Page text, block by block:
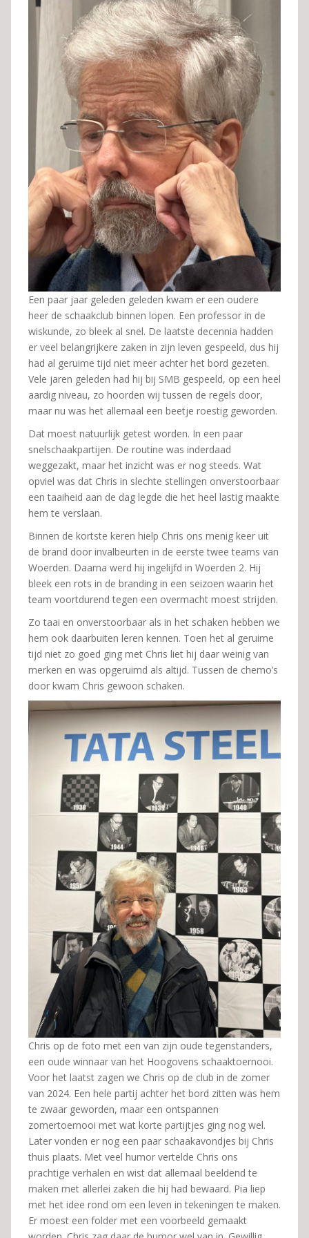
Een paar jaar geleden geleden kwam er een oudere
heer de schaakclub binnen lopen. Een professor in de
wiskunde, zo bleek al snel. De laatste decennia hadden
er veel belangrijkere zaken in zijn leven gespeeld, dus hij
had al geruime tijd niet meer achter het bord gezeten.
Vele jaren geleden had hij bij SMB gespeeld, op een heel
aardig niveau, zo hoorden wij tussen de regels door,
maar nu was het allemaal een beetje roestig geworden.
Dat moest natuurlijk getest worden. In een paar
snelschaakpartijen. De routine was inderdaad
weggezakt, maar het inzicht was er nog steeds. Wat
opviel was dat Chris in slechte stellingen onverstoorbaar
een taaiheid aan de dag legde die het heel lastig maakte
hem te verslaan.
Binnen de kortste keren hielp Chris ons menig keer uit
de brand door invalbeurten in de eerste twee teams van
Woerden. Daarna werd hij ingelijfd in Woerden 2. Hij
bleek een rots in de branding in een seizoen waarin het
team voortdurend tegen een overmacht moest strijden.
Zo taai en onverstoorbaar als in het schaken hebben we
hem ook daarbuiten leren kennen. Toen het al geruime
tijd niet zo goed ging met Chris liet hij daar weinig van
merken en was opgeruimd als altijd. Tussen de chemo’s
door kwam Chris gewoon schaken.
Chris op de foto met een van zijn oude tegenstanders,
een oude winnaar van het Hoogovens schaaktoernooi.
Voor het laatst zagen we Chris op de club in de zomer
van 2024. Een hele partij achter het bord zitten was hem
te zwaar geworden, maar een ontspannen
zomertoernooi met wat korte partijtjes ging nog wel.
Later vonden er nog een paar schaakavondjes bij Chris
thuis plaats. Met veel humor vertelde Chris ons
prachtige verhalen en wist dat allemaal beeldend te
maken met allerlei zaken die hij had bewaard. Pia liep
met het idee rond om een leven in tekeningen te maken.
Er moest een folder met een voorbeeld gemaakt